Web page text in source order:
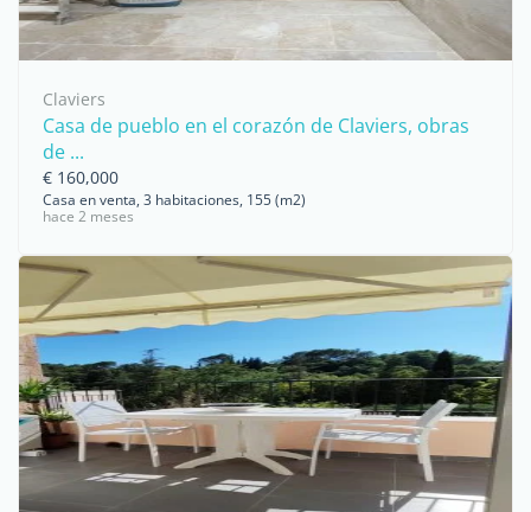
Claviers
Casa de pueblo en el corazón de Claviers, obras
de ...
€ 160,000
Casa en venta, 3 habitaciones, 155 (m2)
hace 2 meses